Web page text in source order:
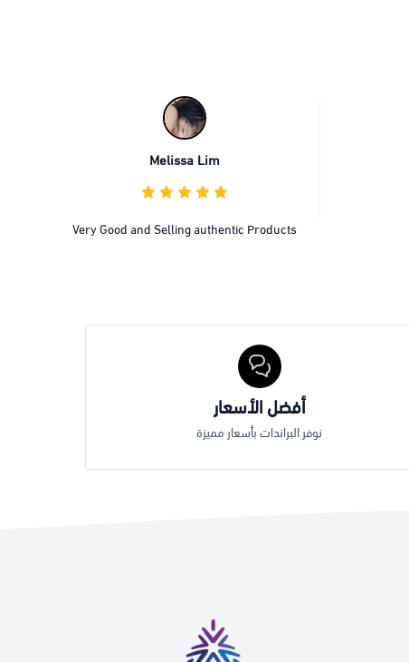
Melissa Lim
Very Good and Selling authentic Products
أفضل الأسعار
نوفر البراندات بأسعار مميزة